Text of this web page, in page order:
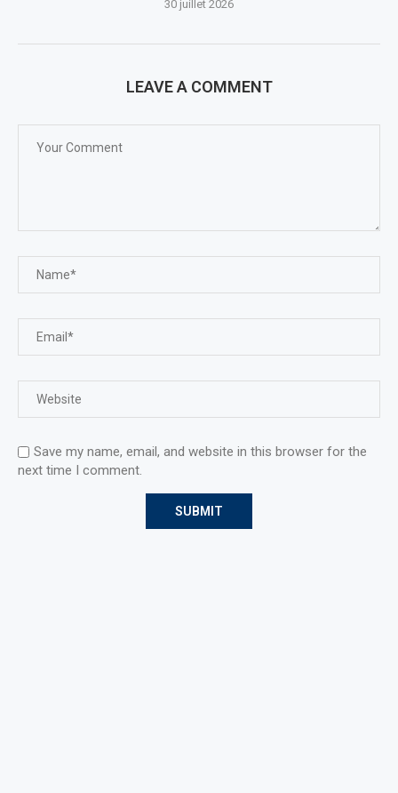
30 juillet 2026
LEAVE A COMMENT
Save my name, email, and website in this browser for the
next time I comment.